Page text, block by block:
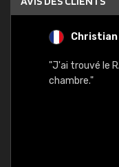
Christian
"J'ai trouvé le
chambre."